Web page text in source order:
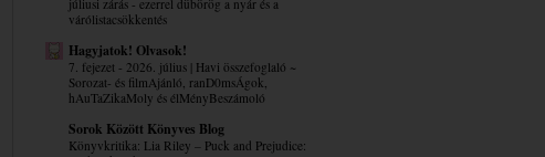
júliusi zárás - ezerrel dübörög a nyár és a
várólistacsökkentés
Hagyjatok! Olvasok!
7. fejezet - 2026. július | Havi összefoglaló ~
Sorozat- és filmAjánló, ranD0msÁgok,
hAuTaZikaMoly és élMényBeszámoló
Sorok Között Könyves Blog
Könyvkritika: Lia Riley – Puck ​and Prejudice: